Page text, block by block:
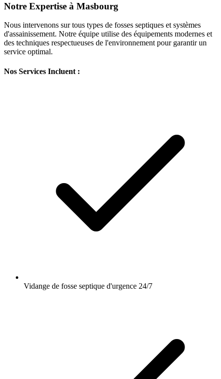
Notre Expertise à Masbourg
Nous intervenons sur tous types de fosses septiques et systèmes
d'assainissement. Notre équipe utilise des équipements modernes et
des techniques respectueuses de l'environnement pour garantir un
service optimal.
Nos Services Incluent :
Vidange de fosse septique d'urgence 24/7